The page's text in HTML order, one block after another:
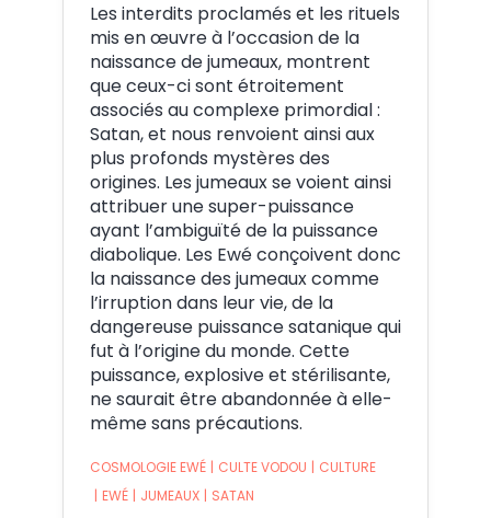
Les interdits proclamés et les rituels
mis en œuvre à l’occasion de la
naissance de jumeaux, montrent
que ceux-ci sont étroitement
associés au complexe primordial :
Satan, et nous renvoient ainsi aux
plus profonds mystères des
origines. Les jumeaux se voient ainsi
attribuer une super-puissance
ayant l’ambiguïté de la puissance
diabolique. Les Ewé conçoivent donc
la naissance des jumeaux comme
l’irruption dans leur vie, de la
dangereuse puissance satanique qui
fut à l’origine du monde. Cette
puissance, explosive et stérilisante,
ne saurait être abandonnée à elle-
même sans précautions.
COSMOLOGIE EWÉ | CULTE VODOU | CULTURE
| EWÉ | JUMEAUX | SATAN